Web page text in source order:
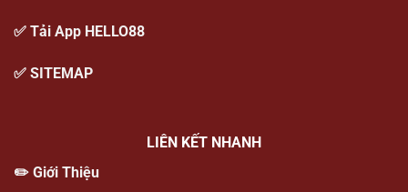
✅ Tải App HELLO88
✅ SITEMAP
LIÊN KẾT NHANH
✏️ Giới Thiệu